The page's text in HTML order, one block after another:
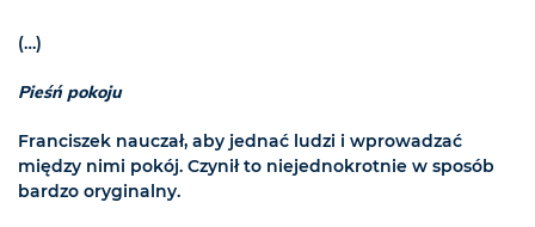
(…)
Pieśń pokoju
Franciszek nauczał, aby jednać ludzi i wprowadzać
między nimi pokój. Czynił to niejednokrotnie w sposób
bardzo oryginalny.